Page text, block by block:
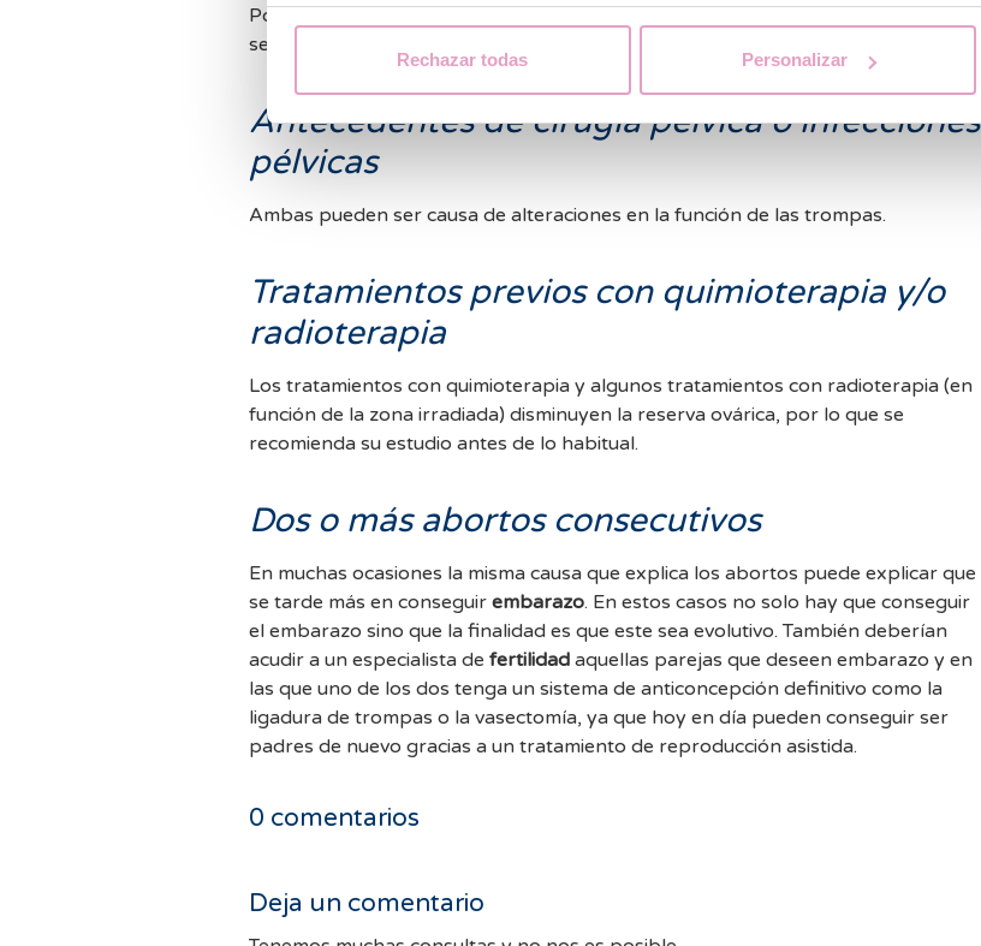
Rechazar todas Personalizar
Por ello, si tienes una endometriosis y en 6 meses no has conseguido embarazo
se recomienda acudir a un especialista.
Antecedentes de cirugía pélvica o infecciones
pélvicas
Ambas pueden ser causa de alteraciones en la función de las trompas.
Tratamientos previos con quimioterapia y/o
radioterapia
Los tratamientos con quimioterapia y algunos tratamientos con radioterapia (en
función de la zona irradiada) disminuyen la reserva ovárica, por lo que se
recomienda su estudio antes de lo habitual.
Dos o más abortos consecutivos
En muchas ocasiones la misma causa que explica los abortos puede explicar que
se tarde más en conseguir embarazo. En estos casos no solo hay que conseguir
el embarazo sino que la finalidad es que este sea evolutivo. También deberían
acudir a un especialista de fertilidad aquellas parejas que deseen embarazo y en
las que uno de los dos tenga un sistema de anticoncepción definitivo como la
ligadura de trompas o la vasectomía, ya que hoy en día pueden conseguir ser
padres de nuevo gracias a un tratamiento de reproducción asistida.
0 comentarios
Deja un comentario